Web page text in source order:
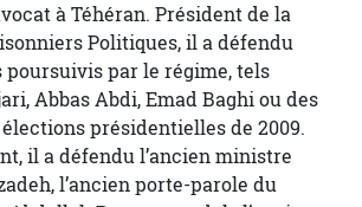
à Téhéran. Président de la
Politiques, il a défendu
par le régime, tels
Abbas Abdi, Emad Baghi ou des
présidentielles de 2009.
il a défendu l’ancien ministre
l’ancien porte-parole du